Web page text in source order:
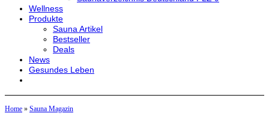
Wellness
Produkte
Sauna Artikel
Bestseller
Deals
News
Gesundes Leben
Home » Sauna Magazin